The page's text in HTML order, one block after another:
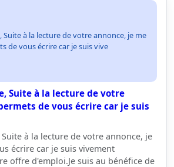
à la lecture de votre annonce, je me
de vous écrire car je suis vive
Suite à la lecture de votre
de vous écrire car je suis
à la lecture de votre annonce, je
écrire car je suis vivement
offre d'emploi.Je suis au bénéfice de